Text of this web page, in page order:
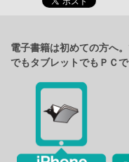
電子書籍は初めての方へ
でもタブレットでもＰＣで